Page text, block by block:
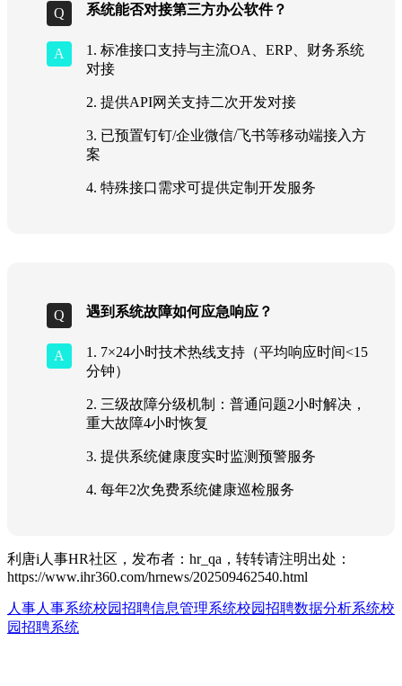
系统能否对接第三方办公软件？
1. 标准接口支持与主流OA、ERP、财务系统
对接
2. 提供API网关支持二次开发对接
3. 已预置钉钉/企业微信/飞书等移动端接入方
案
4. 特殊接口需求可提供定制开发服务
遇到系统故障如何应急响应？
1. 7×24小时技术热线支持（平均响应时间<15
分钟）
2. 三级故障分级机制：普通问题2小时解决，
重大故障4小时恢复
3. 提供系统健康度实时监测预警服务
4. 每年2次免费系统健康巡检服务
利唐i人事HR社区，发布者：hr_qa，转转请注明出处：
https://www.ihr360.com/hrnews/202509462540.html
人事人事系统校园招聘信息管理系统校园招聘数据分析系统校
园招聘系统